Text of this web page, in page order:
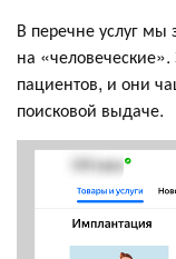
В перечне услуг
на
пациентов, и они
поисковой выдаче.